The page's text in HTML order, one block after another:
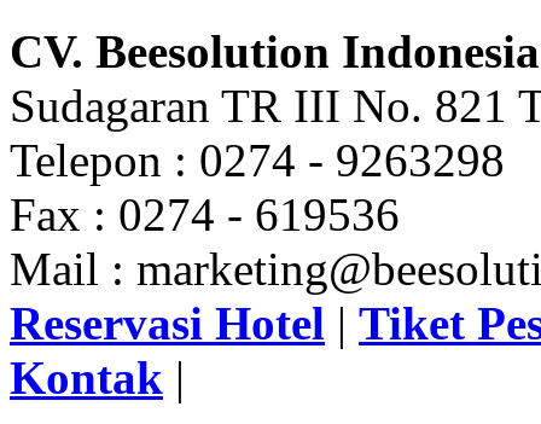
CV. Beesolution Indonesia
Sudagaran TR III No. 821
Telepon : 0274 - 9263298
Fax : 0274 - 619536
Mail :
Reservasi Hotel | Tiket
Kontak |